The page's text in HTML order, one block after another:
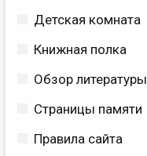
Детская комната
Книжная полка
Обзор литературы
Страницы памяти
Правила сайта